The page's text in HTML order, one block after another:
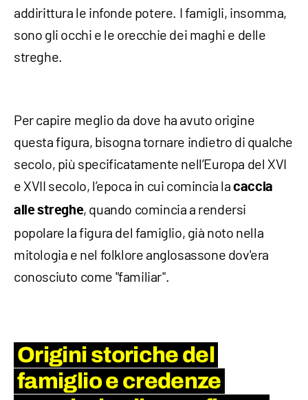
addirittura le infonde potere. I famigli, insomma,
sono gli occhi e le orecchie dei maghi e delle
streghe.
Per capire meglio da dove ha avuto origine
questa figura, bisogna tornare indietro di qualche
secolo, più specificatamente nell’Europa del XVI
e XVII secolo, l’epoca in cui comincia lacaccia
alle streghe, quando comincia a rendersi
popolare la figura del famiglio, già noto nella
mitologia e nel folklore anglosassone dov'era
conosciuto come "familiar".
Origini storiche del
famiglio e credenze